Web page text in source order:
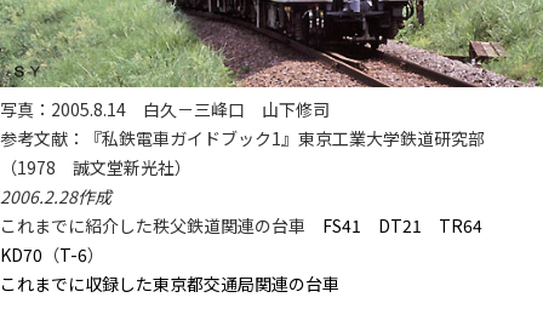
写真：2005.8.14 白久－三峰口 山下修司
参考文献：『私鉄電車ガイドブック1』東京工業大学鉄道研究部
（1978 誠文堂新光社）
2006.2.28作成
これまでに紹介した秩父鉄道関連の台車 FS41 DT21
TR64
KD70 （T-6）
これまでに収録した東京都交通局関連の台車